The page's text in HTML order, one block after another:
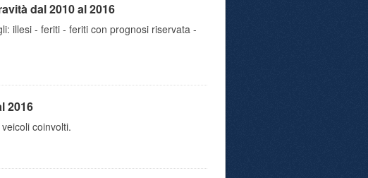
dal 2010 al 2016
illesi - feriti - feriti con prognosi riservata -
2016
coinvolti.